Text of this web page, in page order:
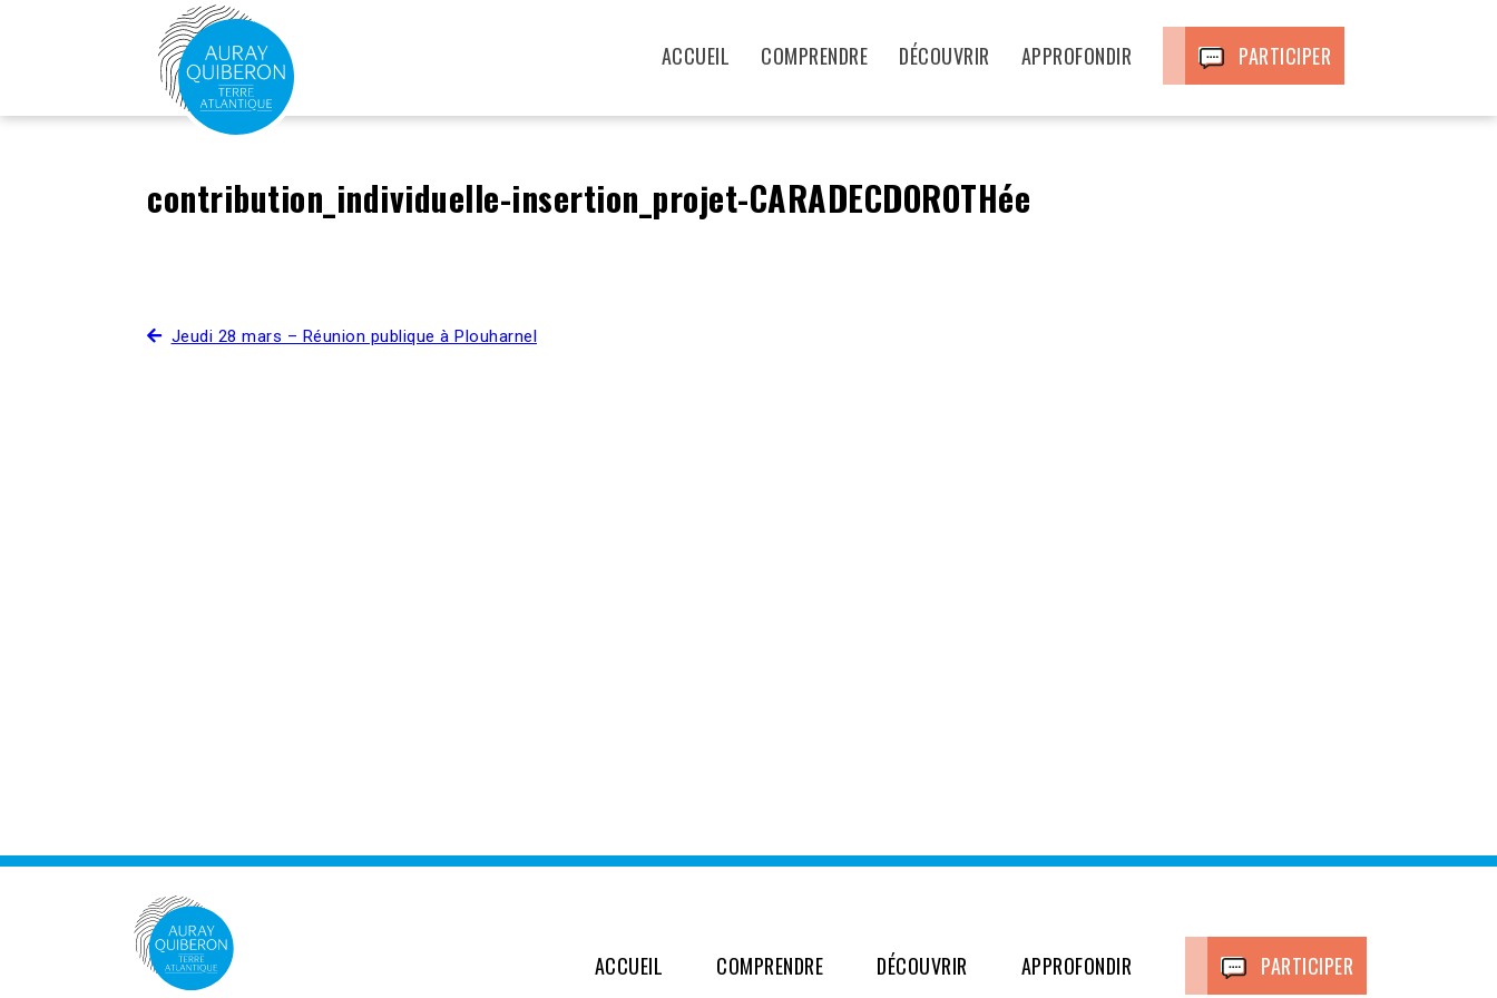
ACCUEIL COMPRENDRE DÉCOUVRIR APPROFONDIR PARTICIPER
contribution_individuelle-insertion_projet-CARADECDOROTHée
Jeudi 28 mars – Réunion publique à Plouharnel
ACCUEIL COMPRENDRE DÉCOUVRIR APPROFONDIR PARTICIPER